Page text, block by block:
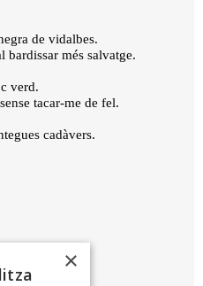
de vidalbes.
més salvatge.
verd.
tacar-me de fel.
cadàvers.
×